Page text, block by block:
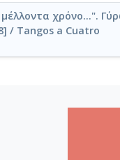
χρόνο...".
/ Tangos a Cuatro